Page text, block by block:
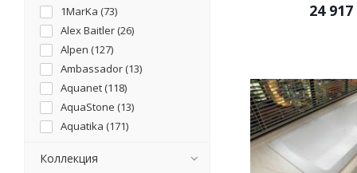
24 917
1MarKa (73)
Alex Baitler (26)
Alpen (127)
Ambassador (13)
Aquanet (118)
AquaStone (13)
Aquatika (171)
Banff (7
Коллекция